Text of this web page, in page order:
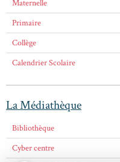
Maternelle
Primaire
Collège
Calendrier Scolaire
La Médiathèque
Bibliothèque
Cyber centre